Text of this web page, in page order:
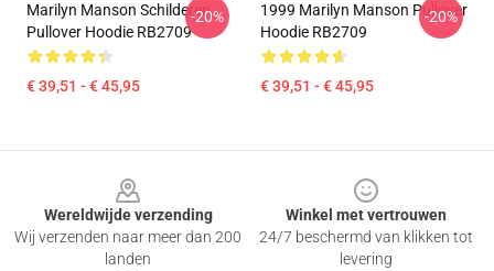
Marilyn Manson Schilderen
Pullover Hoodie RB2709
€ 39,51 - € 45,95
-20%
1999 Marilyn Manson Pullover
Hoodie RB2709
€ 39,51 - € 45,95
-20%
Wereldwijde verzending
Wij verzenden naar meer dan 200
landen
Winkel met vertrouwen
24/7 beschermd van klikken tot
levering